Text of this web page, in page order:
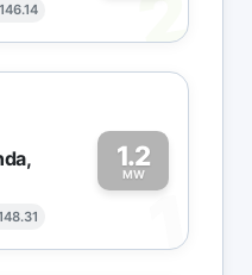
1.2
MW
1